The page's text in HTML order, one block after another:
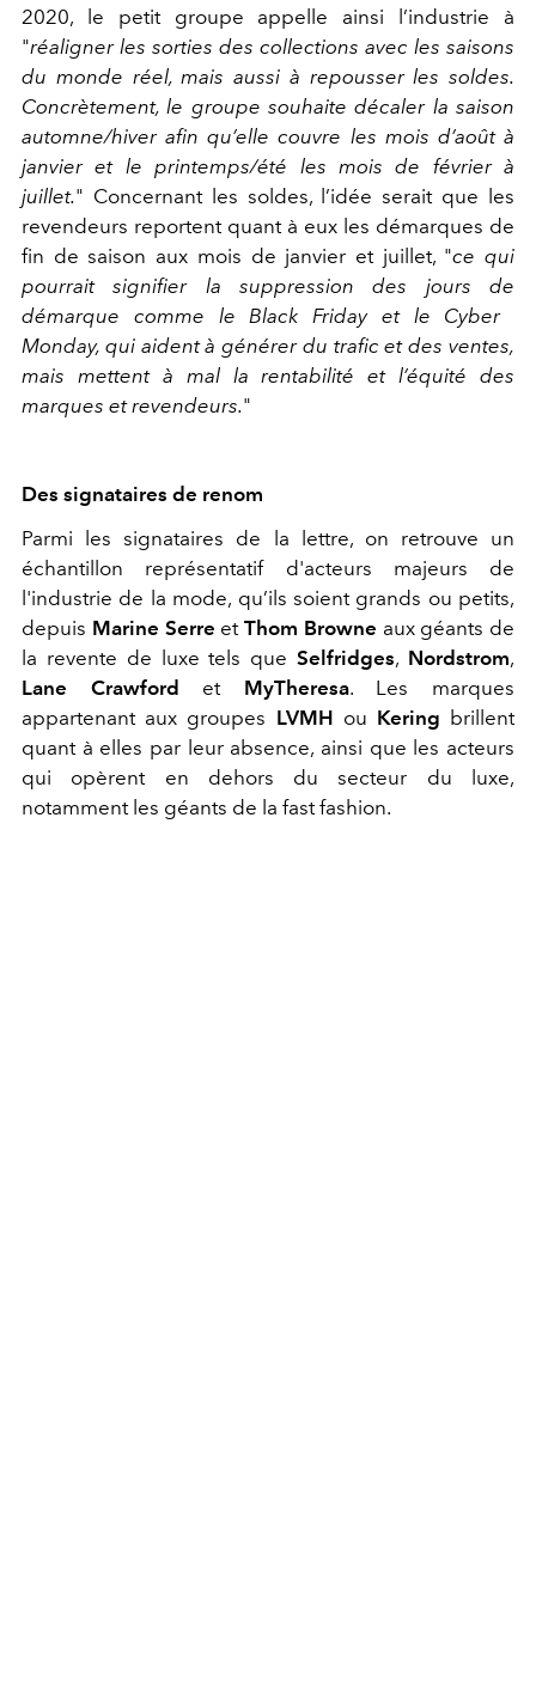
2020, le petit groupe appelle ainsi l’industrie à
"réaligner les sorties des collections avec les saisons
du monde réel, mais aussi à repousser les soldes.
Concrètement, le groupe souhaite décaler la saison
automne/hiver afin qu’elle couvre les mois d’août à
janvier et le printemps/été les mois de février à
juillet." Concernant les soldes, l’idée serait que les
revendeurs reportent quant à eux les démarques de
fin de saison aux mois de janvier et juillet, "ce qui
pourrait signifier la suppression des jours de
démarque comme le Black Friday et le Cyber ​​
Monday, qui aident à générer du trafic et des ventes,
mais mettent à mal la rentabilité et l’équité des
marques et revendeurs."
Des signataires de renom
Parmi les signataires de la lettre, on retrouve un
échantillon représentatif d'acteurs majeurs de
l'industrie de la mode, qu’ils soient grands ou petits,
depuis Marine Serre et Thom Browne aux géants de
la revente de luxe tels queSelfridges, Nordstrom,
Lane Crawford et MyTheresa. Les marques
appartenant aux groupes LVMH ou Kering brillent
quant à elles par leur absence, ainsi que les acteurs
qui opèrent en dehors du secteur du luxe,
notamment les géants de la fast fashion.